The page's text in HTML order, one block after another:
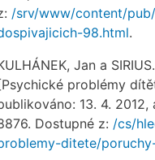
/srv/www/content/
98.html.
Jan a SIRIUS.
problémy
13. 4.
Dostupné z: /cs/
ditete/